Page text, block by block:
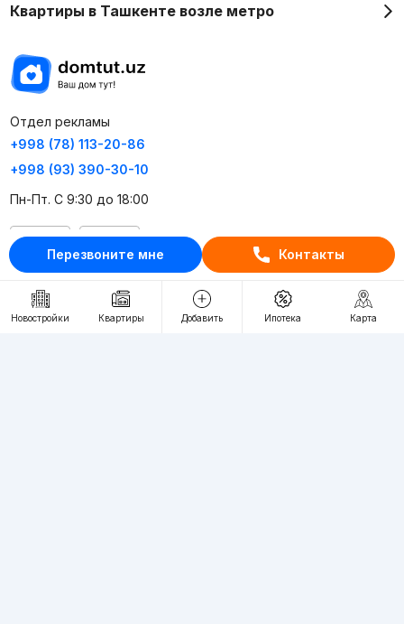
Перезвоните мне Контакты
Новостройки Квартиры Добавить Ипотека Карта
Квартиры в Ташкенте возле метро
Отдел рекламы
+998 (78) 113-20-86
+998 (93) 390-30-10
Пн-Пт. С 9:30 до 18:00
RU
Контакты
О проекте